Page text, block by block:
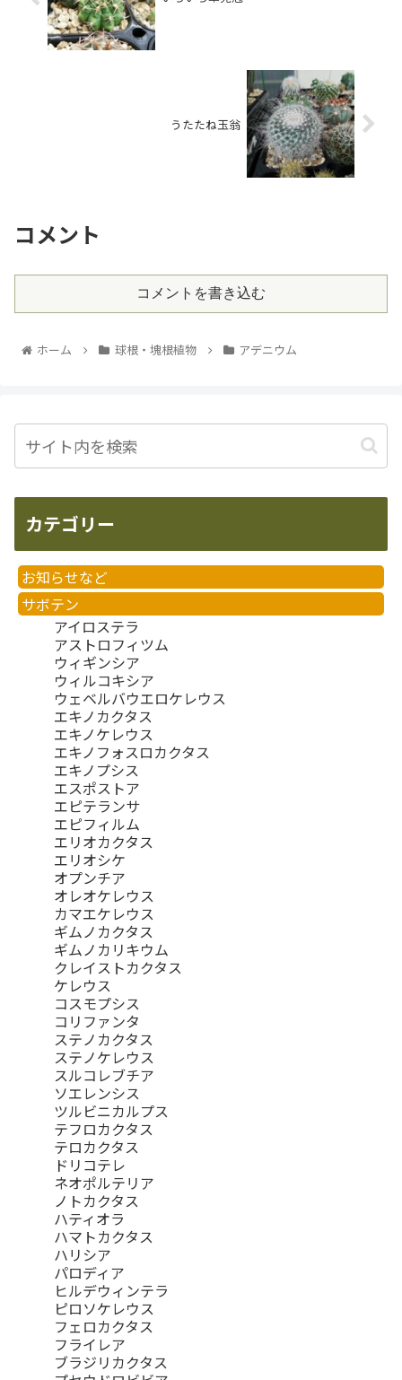
うたたね玉翁
コメント
コメントを書き込む
ホーム 球根・塊根植物 アデニウム
カテゴリー
お知らせなど
サボテン
アイロステラ
アストロフィツム
ウィギンシア
ウィルコキシア
ウェベルバウエロケレウス
エキノカクタス
エキノケレウス
エキノフォスロカクタス
エキノプシス
エスポストア
エピテランサ
エピフィルム
エリオカクタス
エリオシケ
オプンチア
オレオケレウス
カマエケレウス
ギムノカクタス
ギムノカリキウム
クレイストカクタス
ケレウス
コスモプシス
コリファンタ
ステノカクタス
ステノケレウス
スルコレブチア
ソエレンシス
ツルビニカルプス
テフロカクタス
テロカクタス
ドリコテレ
ネオポルテリア
ノトカクタス
ハティオラ
ハマトカクタス
ハリシア
パロディア
ヒルデウィンテラ
ピロソケレウス
フェロカクタス
フライレア
ブラジリカクタス